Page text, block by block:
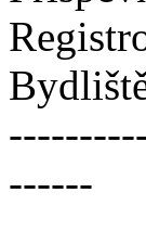
------